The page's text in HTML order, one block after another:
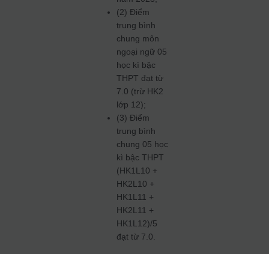
(2) Điểm
trung bình
chung môn
ngoại ngữ 05
học kì bậc
THPT đạt từ
7.0 (trừ HK2
lớp 12);
(3) Điểm
trung bình
chung 05 học
kì bậc THPT
(HK1L10 +
HK2L10 +
HK1L11 +
HK2L11 +
HK1L12)/5
đạt từ 7.0.